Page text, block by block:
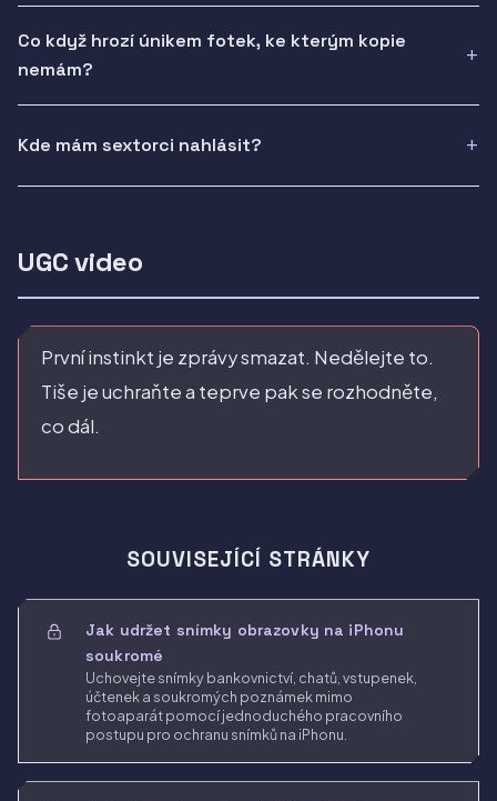
Co když hrozí únikem fotek, ke kterým kopie
nemám?
Kde mám sextorci nahlásit?
UGC video
První instinkt je zprávy smazat. Nedělejte to.
Tiše je uchraňte a teprve pak se rozhodněte,
co dál.
SOUVISEJÍCÍ STRÁNKY
Jak udržet snímky obrazovky na iPhonu
soukromé
Uchovejte snímky bankovnictví, chatů, vstupenek,
účtenek a soukromých poznámek mimo
fotoaparát pomocí jednoduchého pracovního
postupu pro ochranu snímků na iPhonu.